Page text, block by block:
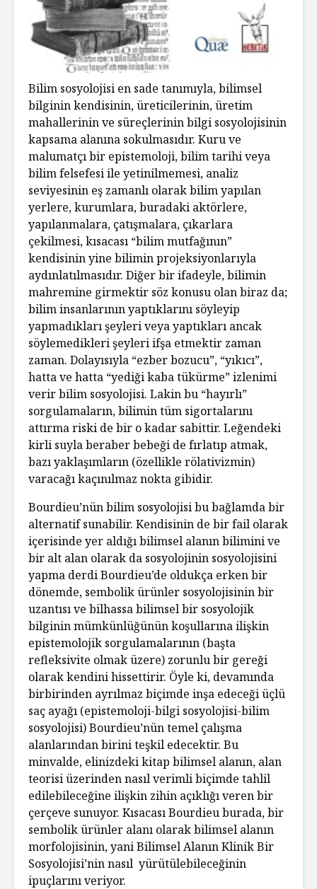
Bilim sosyolojisi en sade tanımıyla, bilimsel
bilginin kendisinin, üreticilerinin, üretim
mahallerinin ve süreçlerinin bilgi sosyolojisinin
kapsama alanına sokulmasıdır. Kuru ve
malumatçı bir epistemoloji, bilim tarihi veya
bilim felsefesi ile yetinilmemesi, analiz
seviyesinin eş zamanlı olarak bilim yapılan
yerlere, kurumlara, buradaki aktörlere,
yapılanmalara, çatışmalara, çıkarlara
çekilmesi, kısacası “bilim mutfağının”
kendisinin yine bilimin projeksiyonlarıyla
aydınlatılmasıdır. Diğer bir ifadeyle, bilimin
mahremine girmektir söz konusu olan biraz da;
bilim insanlarının yaptıklarını söyleyip
yapmadıkları şeyleri veya yaptıkları ancak
söylemedikleri şeyleri ifşa etmektir zaman
zaman. Dolayısıyla “ezber bozucu”, “yıkıcı”,
hatta ve hatta “yediği kaba tükürme” izlenimi
verir bilim sosyolojisi. Lakin bu “hayırlı”
sorgulamaların, bilimin tüm sigortalarını
attırma riski de bir o kadar sabittir. Leğendeki
kirli suyla beraber bebeği de fırlatıp atmak,
bazı yaklaşımların (özellikle rölativizmin)
varacağı kaçınılmaz nokta gibidir.
Bourdieu’nün bilim sosyolojisi bu bağlamda bir
alternatif sunabilir. Kendisinin de bir fail olarak
içerisinde yer aldığı bilimsel alanın bilimini ve
bir alt alan olarak da sosyolojinin sosyolojisini
yapma derdi Bourdieu’de oldukça erken bir
dönemde, sembolik ürünler sosyolojisinin bir
uzantısı ve bilhassa bilimsel bir sosyolojik
bilginin mümkünlüğünün koşullarına ilişkin
epistemolojik sorgulamalarının (başta
refleksivite olmak üzere) zorunlu bir gereği
olarak kendini hissettirir. Öyle ki, devamında
birbirinden ayrılmaz biçimde inşa edeceği üçlü
saç ayağı (epistemoloji-bilgi sosyolojisi-bilim
sosyolojisi) Bourdieu’nün temel çalışma
alanlarından birini teşkil edecektir. Bu
minvalde, elinizdeki kitap bilimsel alanın, alan
teorisi üzerinden nasıl verimli biçimde tahlil
edilebileceğine ilişkin zihin açıklığı veren bir
çerçeve sunuyor. Kısacası Bourdieu burada, bir
sembolik ürünler alanı olarak bilimsel alanın
morfolojisinin, yani Bilimsel Alanın Klinik Bir
Sosyolojisi’nin nasıl yürütülebileceğinin
ipuçlarını veriyor.